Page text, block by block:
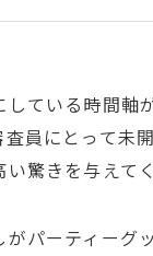
している時間軸
査員にとって未
い驚きを与えて
がパーティーグ